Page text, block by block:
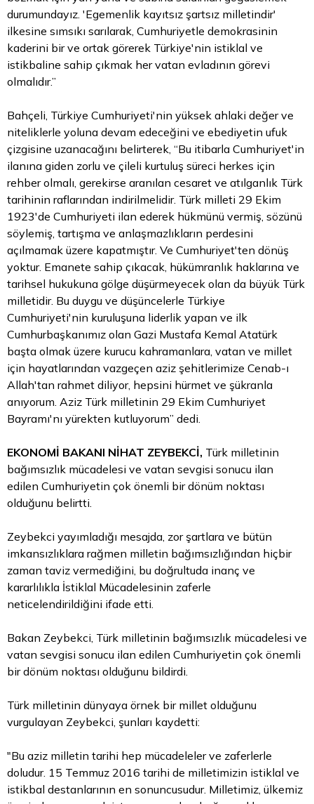
durumundayız. 'Egemenlik kayıtsız şartsız milletindir'
ilkesine sımsıkı sarılarak, Cumhuriyetle demokrasinin
kaderini bir ve ortak görerek Türkiye'nin istiklal ve
istikbaline sahip çıkmak her vatan evladının görevi
olmalıdır.”
Bahçeli, Türkiye Cumhuriyeti'nin yüksek ahlaki değer ve
niteliklerle yoluna devam edeceğini ve ebediyetin ufuk
çizgisine uzanacağını belirterek, “Bu itibarla Cumhuriyet'in
ilanına giden zorlu ve çileli kurtuluş süreci herkes için
rehber olmalı, gerekirse aranılan cesaret ve atılganlık Türk
tarihinin raflarından indirilmelidir. Türk milleti 29 Ekim
1923'de Cumhuriyeti ilan ederek hükmünü vermiş, sözünü
söylemiş, tartışma ve anlaşmazlıkların perdesini
açılmamak üzere kapatmıştır. Ve Cumhuriyet'ten dönüş
yoktur. Emanete sahip çıkacak, hükümranlık haklarına ve
tarihsel hukukuna gölge düşürmeyecek olan da büyük Türk
milletidir. Bu duygu ve düşüncelerle Türkiye
Cumhuriyeti'nin kuruluşuna liderlik yapan ve ilk
Cumhurbaşkanımız olan Gazi Mustafa Kemal Atatürk
başta olmak üzere kurucu kahramanlara, vatan ve millet
için hayatlarından vazgeçen aziz şehitlerimize Cenab-ı
Allah'tan rahmet diliyor, hepsini hürmet ve şükranla
anıyorum. Aziz Türk milletinin 29 Ekim Cumhuriyet
Bayramı'nı yürekten kutluyorum” dedi.
EKONOMİ BAKANI NİHAT ZEYBEKCİ, Türk milletinin
bağımsızlık mücadelesi ve vatan sevgisi sonucu ilan
edilen Cumhuriyetin çok önemli bir dönüm noktası
olduğunu belirtti.
Zeybekci yayımladığı mesajda, zor şartlara ve bütün
imkansızlıklara rağmen milletin bağımsızlığından hiçbir
zaman taviz vermediğini, bu doğrultuda inanç ve
kararlılıkla İstiklal Mücadelesinin zaferle
neticelendirildiğini ifade etti.
Bakan Zeybekci, Türk milletinin bağımsızlık mücadelesi ve
vatan sevgisi sonucu ilan edilen Cumhuriyetin çok önemli
bir dönüm noktası olduğunu bildirdi.
Türk milletinin dünyaya örnek bir millet olduğunu
vurgulayan Zeybekci, şunları kaydetti:
"Bu aziz milletin tarihi hep mücadeleler ve zaferlerle
doludur. 15 Temmuz 2016 tarihi de milletimizin istiklal ve
istikbal destanlarının en sonuncusudur. Milletimiz, ülkemiz